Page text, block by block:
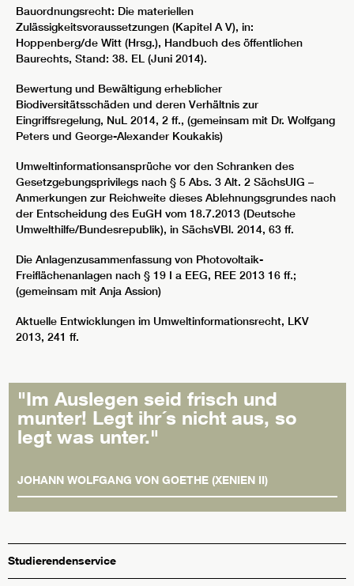
Bauordnungsrecht: Die materiellen
Zulässigkeitsvoraussetzungen (Kapitel A V), in:
Hoppenberg/de Witt (Hrsg.), Handbuch des öffentlichen
Baurechts, Stand: 38. EL (Juni 2014).
Bewertung und Bewältigung erheblicher
Biodiversitätsschäden und deren Verhältnis zur
Eingriffsregelung, NuL 2014, 2 ff., (gemeinsam mit Dr. Wolfgang
Peters und George-Alexander Koukakis)
Umweltinformationsansprüche vor den Schranken des
Gesetzgebungsprivilegs nach § 5 Abs. 3 Alt. 2 SächsUIG –
Anmerkungen zur Reichweite dieses Ablehnungsgrundes nach
der Entscheidung des EuGH vom 18.7.2013 (Deutsche
Umwelthilfe/Bundesrepublik), in SächsVBl. 2014, 63 ff.
Die Anlagenzusammenfassung von Photovoltaik-
Freiflächenanlagen nach § 19 I a EEG, REE 2013 16 ff.;
(gemeinsam mit Anja Assion)
Aktuelle Entwicklungen im Umweltinformationsrecht, LKV
2013, 241 ff.
"Im Auslegen seid frisch und
munter! Legt ihr´s nicht aus, so
legt was unter."
JOHANN WOLFGANG VON GOETHE (XENIEN II)
Studierendenservice